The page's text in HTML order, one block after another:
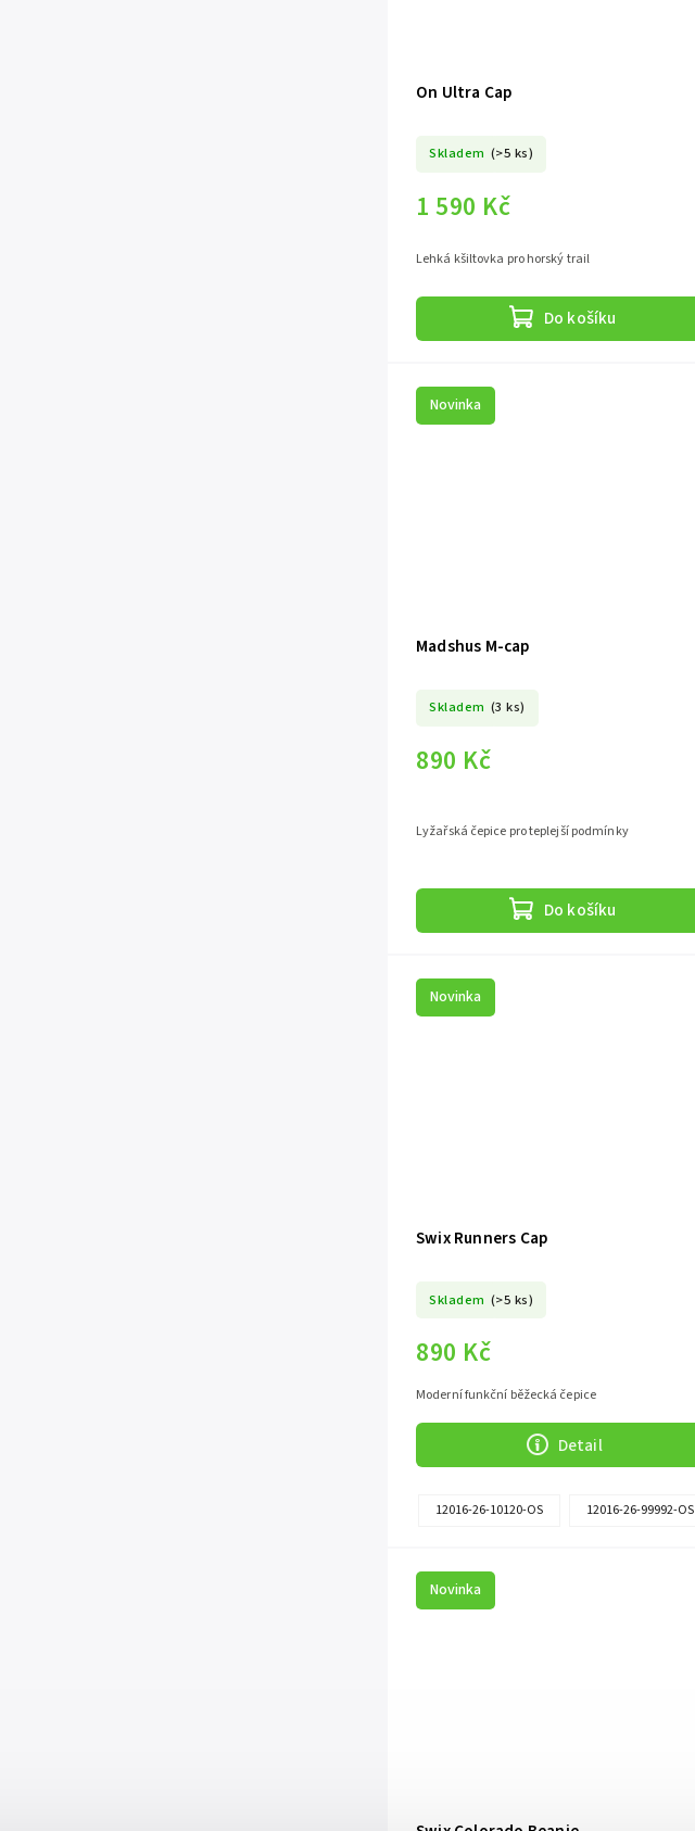
On Ultra Cap
Skladem (>5 ks)
1 590 Kč
Do košíku
Lehká kšiltovka pro horský trail
Novinka
Madshus M-cap
Skladem (3 ks)
890 Kč
Do košíku
Lyžařská čepice pro teplejší podmínky
Novinka
Swix Runners Cap
Skladem (>5 ks)
890 Kč
Detail
Moderní funkční běžecká čepice
12016-26-10120-OS 12016-26-99992-OS
Novinka